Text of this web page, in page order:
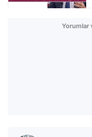
Yorumlar